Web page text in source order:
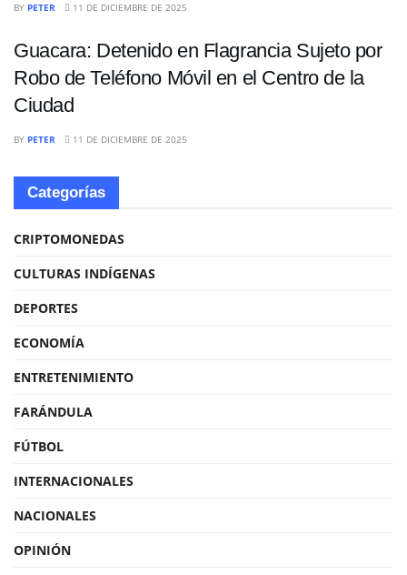
BY PETER 11 DE DICIEMBRE DE 2025
Guacara: Detenido en Flagrancia Sujeto por
Robo de Teléfono Móvil en el Centro de la
Ciudad
BY PETER 11 DE DICIEMBRE DE 2025
Categorías
CRIPTOMONEDAS
CULTURAS INDÍGENAS
DEPORTES
ECONOMÍA
ENTRETENIMIENTO
FARÁNDULA
FÚTBOL
INTERNACIONALES
NACIONALES
OPINIÓN